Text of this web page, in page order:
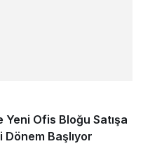
Ofis Bloğu Satışa
Dönem Başlıyor